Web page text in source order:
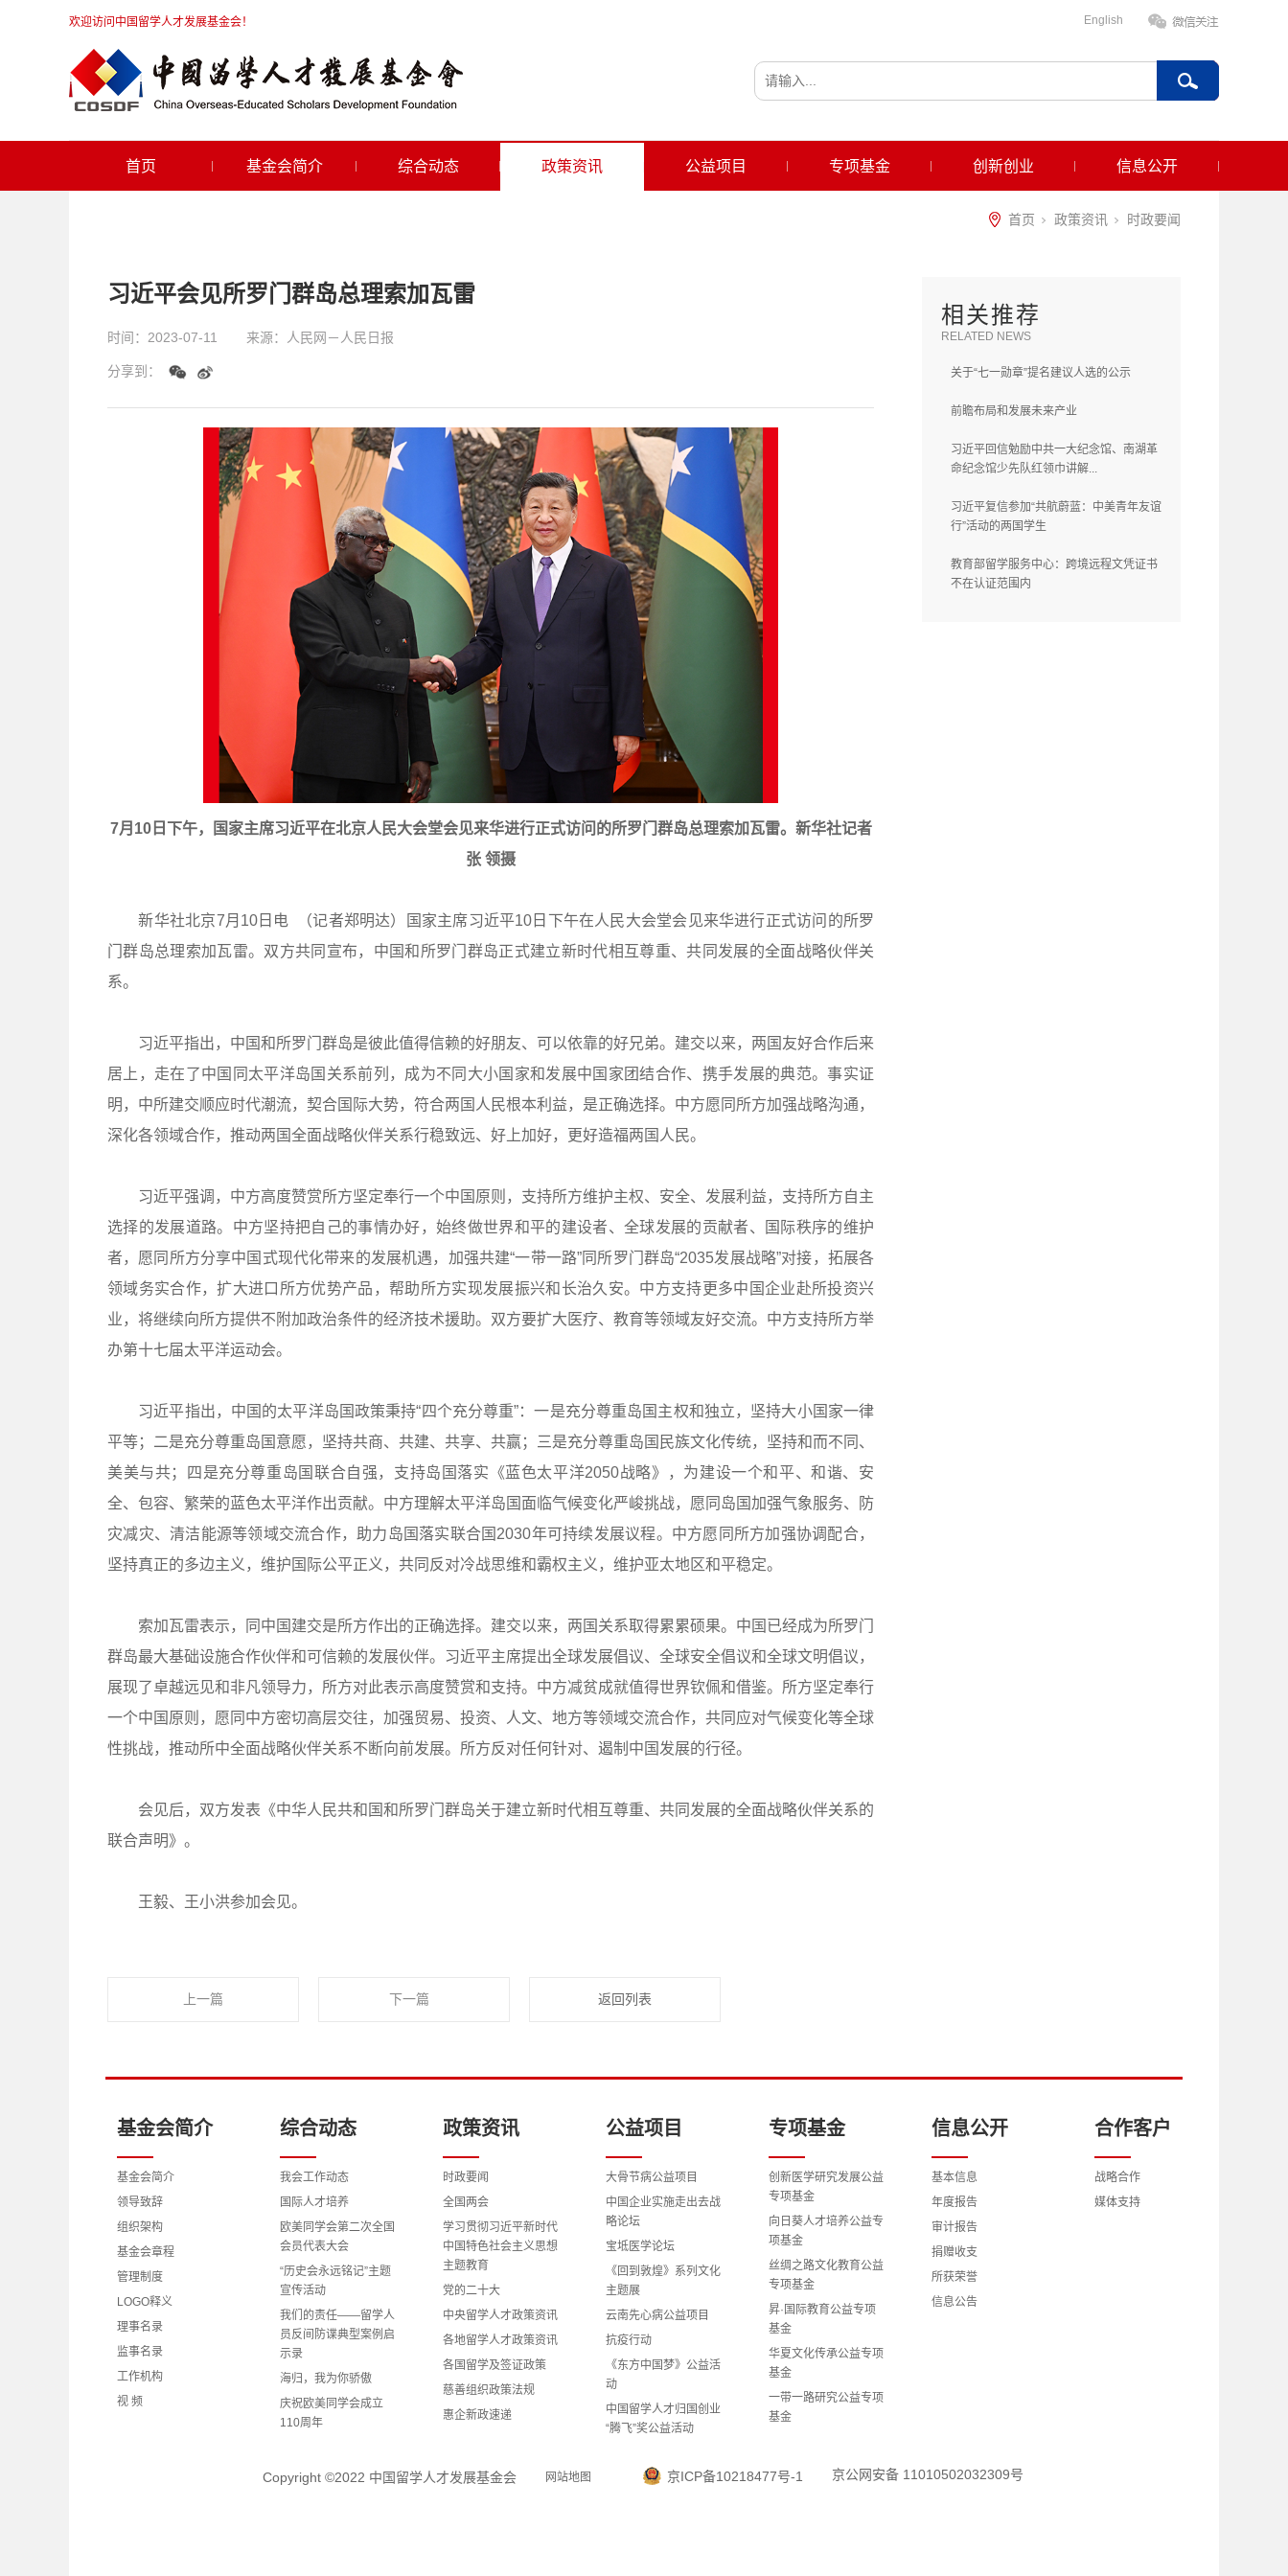
欢迎访问中国留学人才发展基金会！ English
首页 基金会简介 综合动态 政策资讯 公益项目 专项基金 创新创业 信息公开
首页 政策资讯 时政要闻
习近平会见所罗门群岛总理索加瓦雷
时间： 2023-07-11 来源： 人民网－人民日报
分享到：
7月10日下午，国家主席习近平在北京人民大会堂会见来华进行正式访问的所罗门群岛总理索加瓦雷。新华社记者
张 领摄
新华社北京7月10日电 （记者郑明达）国家主席习近平10日下午在人民大会堂会见来华进行正式访问的所罗
门群岛总理索加瓦雷。双方共同宣布，中国和所罗门群岛正式建立新时代相互尊重、共同发展的全面战略伙伴关
系。
习近平指出，中国和所罗门群岛是彼此值得信赖的好朋友、可以依靠的好兄弟。建交以来，两国友好合作后来
居上，走在了中国同太平洋岛国关系前列，成为不同大小国家和发展中国家团结合作、携手发展的典范。事实证
明，中所建交顺应时代潮流，契合国际大势，符合两国人民根本利益，是正确选择。中方愿同所方加强战略沟通，
深化各领域合作，推动两国全面战略伙伴关系行稳致远、好上加好，更好造福两国人民。
习近平强调，中方高度赞赏所方坚定奉行一个中国原则，支持所方维护主权、安全、发展利益，支持所方自主
选择的发展道路。中方坚持把自己的事情办好，始终做世界和平的建设者、全球发展的贡献者、国际秩序的维护
者，愿同所方分享中国式现代化带来的发展机遇，加强共建“一带一路”同所罗门群岛“2035发展战略”对接，拓展各
领域务实合作，扩大进口所方优势产品，帮助所方实现发展振兴和长治久安。中方支持更多中国企业赴所投资兴
业，将继续向所方提供不附加政治条件的经济技术援助。双方要扩大医疗、教育等领域友好交流。中方支持所方举
办第十七届太平洋运动会。
习近平指出，中国的太平洋岛国政策秉持“四个充分尊重”：一是充分尊重岛国主权和独立，坚持大小国家一律
平等；二是充分尊重岛国意愿，坚持共商、共建、共享、共赢；三是充分尊重岛国民族文化传统，坚持和而不同、
美美与共；四是充分尊重岛国联合自强，支持岛国落实《蓝色太平洋2050战略》，为建设一个和平、和谐、安
全、包容、繁荣的蓝色太平洋作出贡献。中方理解太平洋岛国面临气候变化严峻挑战，愿同岛国加强气象服务、防
灾减灾、清洁能源等领域交流合作，助力岛国落实联合国2030年可持续发展议程。中方愿同所方加强协调配合，
坚持真正的多边主义，维护国际公平正义，共同反对冷战思维和霸权主义，维护亚太地区和平稳定。
索加瓦雷表示，同中国建交是所方作出的正确选择。建交以来，两国关系取得累累硕果。中国已经成为所罗门
群岛最大基础设施合作伙伴和可信赖的发展伙伴。习近平主席提出全球发展倡议、全球安全倡议和全球文明倡议，
展现了卓越远见和非凡领导力，所方对此表示高度赞赏和支持。中方减贫成就值得世界钦佩和借鉴。所方坚定奉行
一个中国原则，愿同中方密切高层交往，加强贸易、投资、人文、地方等领域交流合作，共同应对气候变化等全球
性挑战，推动所中全面战略伙伴关系不断向前发展。所方反对任何针对、遏制中国发展的行径。
会见后，双方发表《中华人民共和国和所罗门群岛关于建立新时代相互尊重、共同发展的全面战略伙伴关系的
联合声明》。
王毅、王小洪参加会见。
上一篇 下一篇 返回列表
相关推荐
RELATED NEWS
关于“七一勋章”提名建议人选的公示
前瞻布局和发展未来产业
习近平回信勉励中共一大纪念馆、南湖革
命纪念馆少先队红领巾讲解...
习近平复信参加“共航蔚蓝：中美青年友谊
行”活动的两国学生
教育部留学服务中心：跨境远程文凭证书
不在认证范围内
基金会简介
基金会简介
领导致辞
组织架构
基金会章程
管理制度
LOGO释义
理事名录
监事名录
工作机构
视 频
综合动态
我会工作动态
国际人才培养
欧美同学会第二次全国
会员代表大会
“历史会永远铭记”主题
宣传活动
我们的责任——留学人
员反间防谍典型案例启
示录
海归，我为你骄傲
庆祝欧美同学会成立
110周年
体会
政策资讯
时政要闻
全国两会
学习贯彻习近平新时代
中国特色社会主义思想
主题教育
党的二十大
中央留学人才政策资讯
各地留学人才政策资讯
各国留学及签证政策
慈善组织政策法规
惠企新政速递
公益项目
大骨节病公益项目
中国企业实施走出去战
略论坛
宝坻医学论坛
《回到敦煌》系列文化
主题展
云南先心病公益项目
抗疫行动
《东方中国梦》公益活
动
中国留学人才归国创业
“腾飞”奖公益活动
报告公益活动
专项基金
创新医学研究发展公益
专项基金
向日葵人才培养公益专
项基金
丝绸之路文化教育公益
专项基金
昇·国际教育公益专项
基金
华夏文化传承公益专项
基金
一带一路研究公益专项
基金
智慧能源与国际交流公
信息公开
基本信息
年度报告
审计报告
捐赠收支
所获荣誉
信息公告
合作客户
战略合作
媒体支持
Copyright ©2022 中国留学人才发展基金会 网站地图 京ICP备10218477号-1 京公网安备 11010502032309号